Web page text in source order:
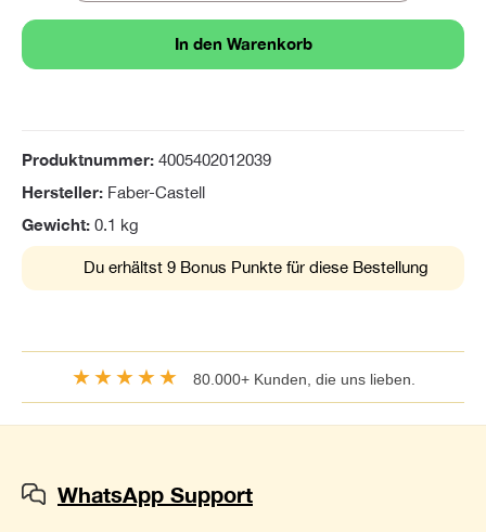
In den Warenkorb
Produktnummer: 4005402012039
Hersteller: Faber-Castell
Gewicht: 0.1 kg
Du erhältst 9 Bonus Punkte für diese Bestellung
★★★★★ 80.000+ Kunden, die uns lieben.
WhatsApp Support